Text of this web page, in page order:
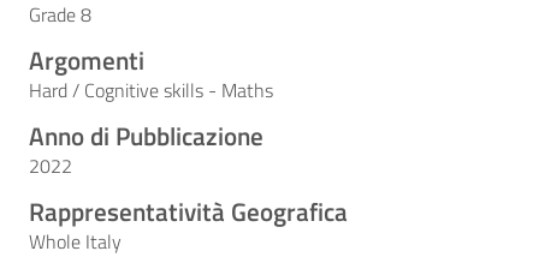
Grade 8
Argomenti
Hard / Cognitive skills - Maths
Anno di Pubblicazione
2022
Rappresentatività Geografica
Whole Italy